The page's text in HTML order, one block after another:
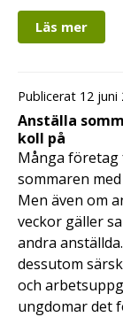
Läs mer
Publicerat 12 juni
Anställa
koll på
Många
sommaren
Men även om
veckor gäller
andra
dessutom
och
ungdomar det